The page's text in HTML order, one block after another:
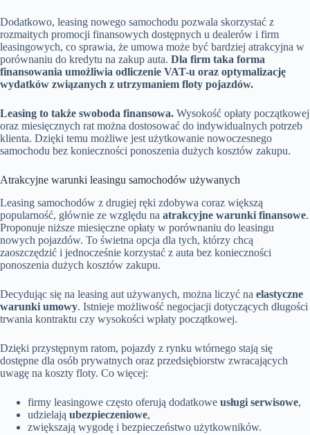
Dodatkowo, leasing nowego samochodu pozwala skorzystać z
rozmaitych promocji finansowych dostępnych u dealerów i firm
leasingowych, co sprawia, że umowa może być bardziej atrakcyjna w
porównaniu do kredytu na zakup auta. Dla firm taka forma
finansowania umożliwia odliczenie VAT-u oraz optymalizację
wydatków związanych z utrzymaniem floty pojazdów.
Leasing to także swoboda finansowa. Wysokość opłaty początkowej
oraz miesięcznych rat można dostosować do indywidualnych potrzeb
klienta. Dzięki temu możliwe jest użytkowanie nowoczesnego
samochodu bez konieczności ponoszenia dużych kosztów zakupu.
Atrakcyjne warunki leasingu samochodów używanych
Leasing samochodów z drugiej ręki zdobywa coraz większą
popularność, głównie ze względu na atrakcyjne warunki finansowe.
Proponuje niższe miesięczne opłaty w porównaniu do leasingu
nowych pojazdów. To świetna opcja dla tych, którzy chcą
zaoszczędzić i jednocześnie korzystać z auta bez konieczności
ponoszenia dużych kosztów zakupu.
Decydując się na leasing aut używanych, można liczyć na elastyczne
warunki umowy. Istnieje możliwość negocjacji dotyczących długości
trwania kontraktu czy wysokości wpłaty początkowej.
Dzięki przystępnym ratom, pojazdy z rynku wtórnego stają się
dostępne dla osób prywatnych oraz przedsiębiorstw zwracających
uwagę na koszty floty. Co więcej:
firmy leasingowe często oferują dodatkowe usługi serwisowe,
udzielają ubezpieczeniowe,
zwiększają wygodę i bezpieczeństwo użytkowników.